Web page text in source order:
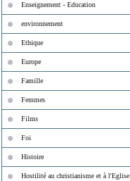
Enseignement - Education
environnement
Ethique
Europe
Famille
Femmes
Films
Foi
Histoire
Hostilité au christianisme et à l'Eglise